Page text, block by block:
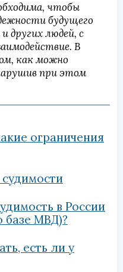
чтобы
будущего
других людей, с
В
как можно
при этом
ограничения
в России
базе МВД)?
есть ли у